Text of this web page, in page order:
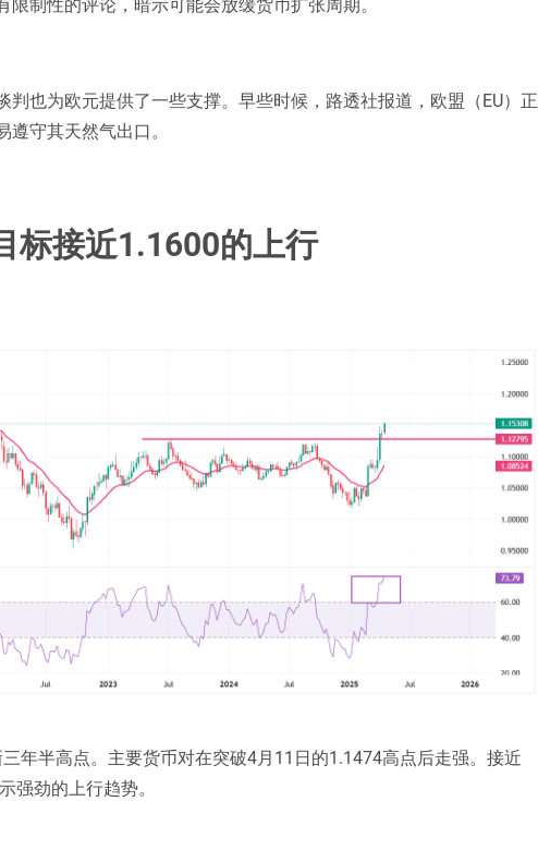
也为欧元提供了一些支撑。早些时候，路透社报道，欧盟（EU）正
守其天然气出口。
标接近1.1600的上行
年半高点。主要货币对在突破4月11日的1.1474高点后走强。接近
强劲的上行趋势。